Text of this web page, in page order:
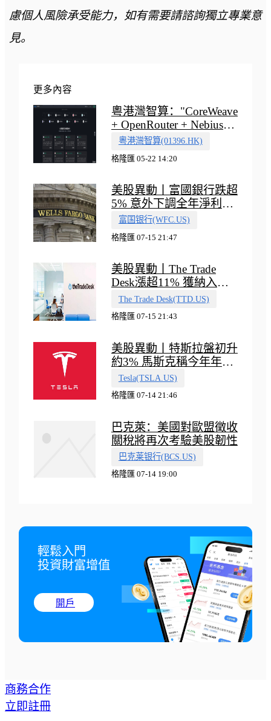
慮個人風險承受能力，如有需要請諮詢獨立專業意
見。
更多內容
粵港灣智算："CoreWeave
+ OpenRouter + Nebius"
多向融合的中國智算新範
式
粵港灣智算(01396.HK)
格隆匯 05-22 14:20
美股異動丨富國銀行跌超
5% 意外下調全年淨利息
收入指引
富国银行(WFC.US)
格隆匯 07-15 21:47
美股異動丨The Trade
Desk漲超11% 獲納入標
普500指數
The Trade Desk(TTD.US)
格隆匯 07-15 21:43
美股異動丨特斯拉盤初升
約3% 馬斯克稱今年年底
會有‘史詩級震撼’的演示
Tesla(TSLA.US)
格隆匯 07-14 21:46
巴克萊：美國對歐盟徵收
關稅將再次考驗美股韌性
巴克莱银行(BCS.US)
格隆匯 07-14 19:00
輕鬆入門
投資財富增值
開戶
商務合作
立即註冊